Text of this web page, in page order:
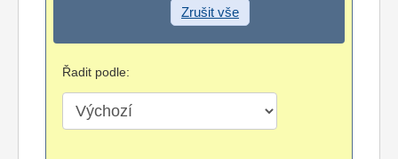
Zrušit vše
Řadit podle: